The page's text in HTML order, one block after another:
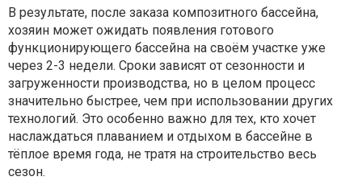
В результате, после заказа композитного бассейна,
хозяин может ожидать появления готового
функционирующего бассейна на своём участке уже
через 2-3 недели. Сроки зависят от сезонности и
загруженности производства, но в целом процесс
значительно быстрее, чем при использовании других
технологий. Это особенно важно для тех, кто хочет
наслаждаться плаванием и отдыхом в бассейне в
тёплое время года, не тратя на строительство весь
сезон.